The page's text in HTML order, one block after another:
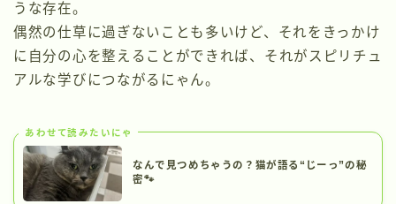
うな存在。
偶然の仕草に過ぎないことも多いけど、それをきっかけ
に自分の心を整えることができれば、それがスピリチュ
アルな学びにつながるにゃん。
あわせて読みたいにゃ
なんで見つめちゃうの？猫が語る“じーっ”の秘
密🐾